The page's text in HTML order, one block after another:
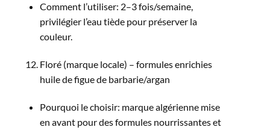
Comment l’utiliser: 2–3 fois/semaine,
privilégier l’eau tiède pour préserver la
couleur.​
Floré (marque locale) – formules enrichies
huile de figue de barbarie/argan
Pourquoi le choisir: marque algérienne mise
en avant pour des formules nourrissantes et